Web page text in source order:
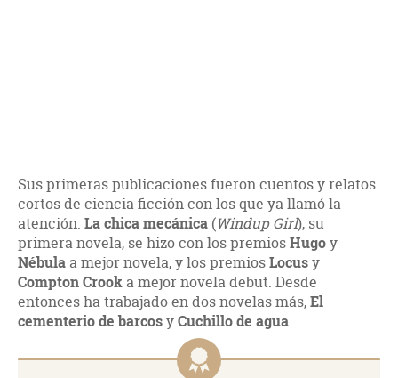
Sus primeras publicaciones fueron cuentos y relatos
cortos de ciencia ficción con los que ya llamó la
atención. La chica mecánica (Windup Girl), su
primera novela, se hizo con los premiosHugoy
Nébula a mejor novela, y los premiosLocusy
Compton Crook a mejor novela debut. Desde
entonces ha trabajado en dos novelas más,El
cementerio de barcosyCuchillo de agua.